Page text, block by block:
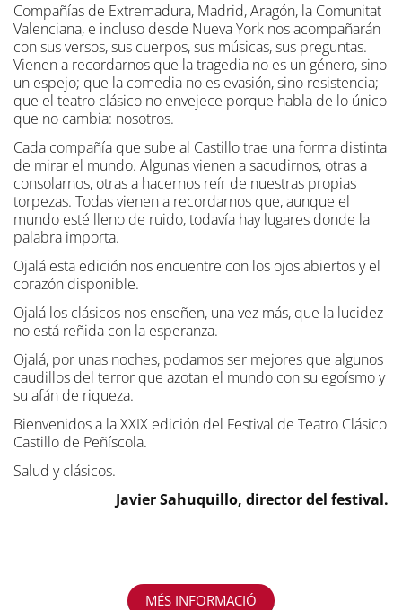
Compañías de Extremadura, Madrid, Aragón, la Comunitat
Valenciana, e incluso desde Nueva York nos acompañarán
con sus versos, sus cuerpos, sus músicas, sus preguntas.
Vienen a recordarnos que la tragedia no es un género, sino
un espejo; que la comedia no es evasión, sino resistencia;
que el teatro clásico no envejece porque habla de lo único
que no cambia: nosotros.
Cada compañía que sube al Castillo trae una forma distinta
de mirar el mundo. Algunas vienen a sacudirnos, otras a
consolarnos, otras a hacernos reír de nuestras propias
torpezas. Todas vienen a recordarnos que, aunque el
mundo esté lleno de ruido, todavía hay lugares donde la
palabra importa.
Ojalá esta edición nos encuentre con los ojos abiertos y el
corazón disponible.
Ojalá los clásicos nos enseñen, una vez más, que la lucidez
no está reñida con la esperanza.
Ojalá, por unas noches, podamos ser mejores que algunos
caudillos del terror que azotan el mundo con su egoísmo y
su afán de riqueza.
Bienvenidos a la XXIX edición del Festival de Teatro Clásico
Castillo de Peñíscola.
Salud y clásicos.
Javier Sahuquillo, director del festival.
MÉS INFORMACIÓ